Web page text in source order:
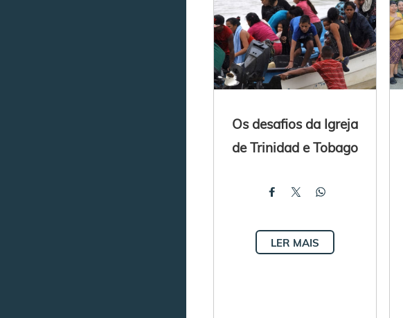
Os desafios da Igreja
de Trinidad e Tobago
LER MAIS